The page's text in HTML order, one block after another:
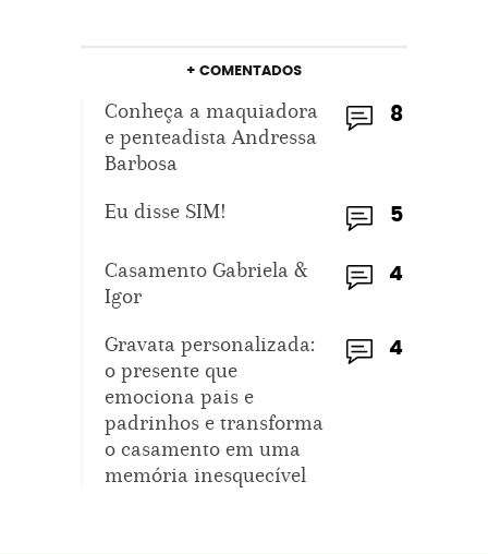
+ COMENTADOS
8
Conheça a maquiadora
e penteadista Andressa
Barbosa
5
Eu disse SIM!
4
Casamento Gabriela &
Igor
4
Gravata personalizada:
o presente que
emociona pais e
padrinhos e transforma
o casamento em uma
memória inesquecível